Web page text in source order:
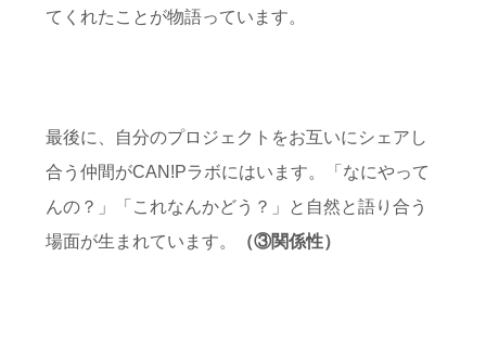
てくれたことが物語っています。
最後に、自分のプロジェクトをお互いにシェアし
合う仲間がCAN!Pラボにはいます。「なにやって
んの？」「これなんかどう？」と自然と語り合う
場面が生まれています。
（③関係性）